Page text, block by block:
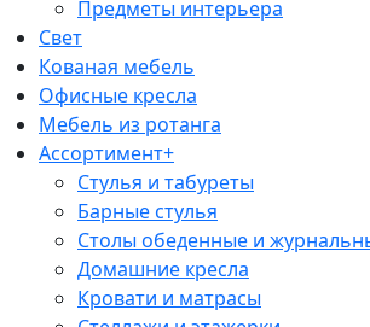
Предметы интерьера
Свет
Кованая мебель
Офисные кресла
Мебель из ротанга
Ассортимент+
Стулья и табуреты
Барные стулья
Столы обеденные и
Домашние кресла
Кровати и матрасы